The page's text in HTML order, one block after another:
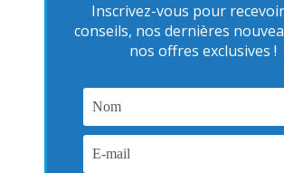
Inscrivez-vous pour
conseils, nos dernières
nos offres exclusives !